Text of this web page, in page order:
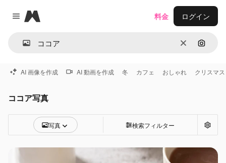
Close menu
Magnific
消去 画像で
料金 ログイン
AI 画像を作成 AI 動画を作成 冬 カフェ おしゃれ クリスマス
ココア写真
写真 検索フィルター